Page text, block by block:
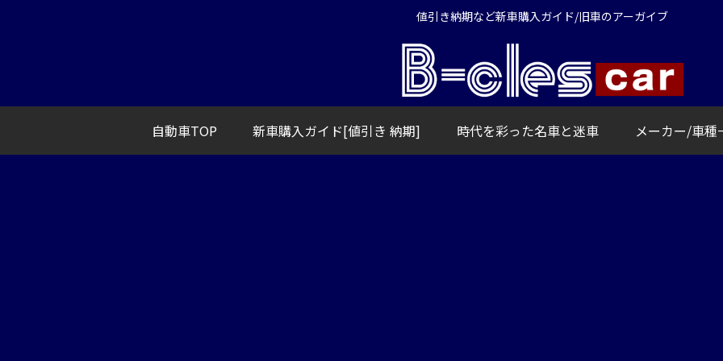
値引き納期など新車購入ガイド/旧車のアーガイブ
自動車TOP 新車購入ガイド[値引き 納期] 時代を彩った名車と迷車 メーカー/車種